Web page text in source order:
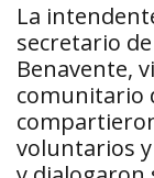
La
secretario
Benavente,
comunitario
voluntarios